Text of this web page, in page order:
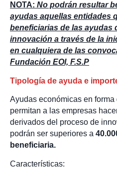
NOTA: No podrán resultar
ayudas aquellas entidades
beneficiarias de las ayudas
innovación a través de la
en cualquiera de las
Fundación EOI, F.S.P
Tipología de ayuda e
Ayudas económicas en
permitan a las empresas
derivados del proceso de
podrán ser superiores a
beneficiaria.
Características: